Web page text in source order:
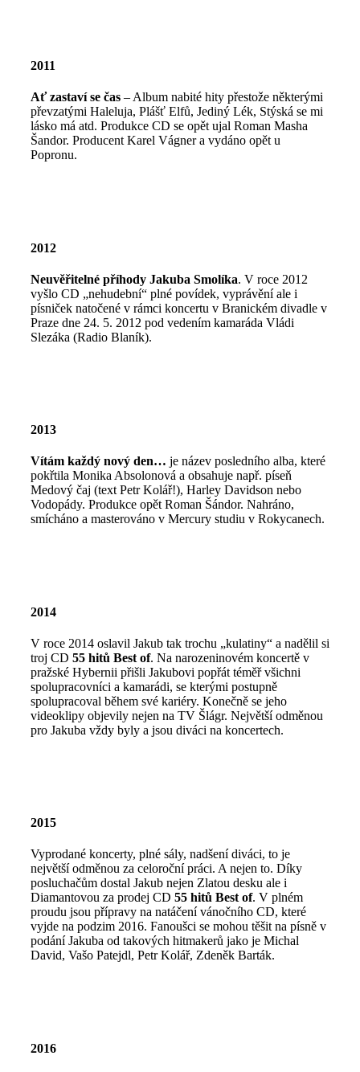
2011
Ať zastaví se čas – Album nabité hity přestože některými
převzatými Haleluja, Plášť Elfů, Jediný Lék, Stýská se mi
lásko má atd. Produkce CD se opět ujal Roman Masha
Šandor. Producent Karel Vágner a vydáno opět u
Popronu.
2012
Neuvěřitelné příhody Jakuba Smolíka. V roce 2012
vyšlo CD „nehudební“ plné povídek, vyprávění ale i
písniček natočené v rámci koncertu v Branickém divadle v
Praze dne 24. 5. 2012 pod vedením kamaráda Vládi
Slezáka (Radio Blaník).
2013
Vítám každý nový den… je název posledního alba, které
pokřtila Monika Absolonová a obsahuje např. píseň
Medový čaj (text Petr Kolář!), Harley Davidson nebo
Vodopády. Produkce opět Roman Šándor. Nahráno,
smícháno a masterováno v Mercury studiu v Rokycanech.
2014
V roce 2014 oslavil Jakub tak trochu „kulatiny“ a nadělil si
troj CD 55 hitů Best of. Na narozeninovém koncertě v
pražské Hybernii přišli Jakubovi popřát téměř všichni
spolupracovníci a kamarádi, se kterými postupně
spolupracoval během své kariéry. Konečně se jeho
videoklipy objevily nejen na TV Šlágr. Největší odměnou
pro Jakuba vždy byly a jsou diváci na koncertech.
2015
Vyprodané koncerty, plné sály, nadšení diváci, to je
největší odměnou za celoroční práci. A nejen to. Díky
posluchačům dostal Jakub nejen Zlatou desku ale i
Diamantovou za prodej CD 55 hitů Best of. V plném
proudu jsou přípravy na natáčení vánočního CD, které
vyjde na podzim 2016. Fanoušci se mohou těšit na písně v
podání Jakuba od takových hitmakerů jako je Michal
David, Vašo Patejdl, Petr Kolář, Zdeněk Barták.
2016